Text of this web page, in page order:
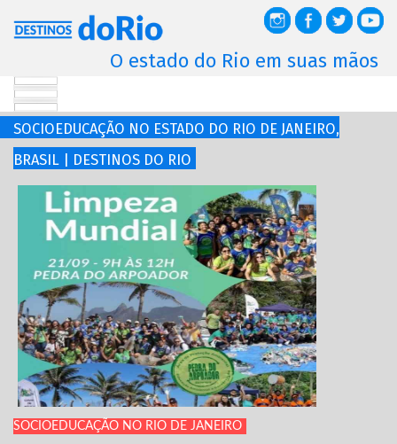
O estado do Rio em suas mãos
SOCIOEDUCAÇÃO NO ESTADO DO RIO DE JANEIRO,
BRASIL | DESTINOS DO RIO
SOCIOEDUCAÇÃO NO RIO DE JANEIRO